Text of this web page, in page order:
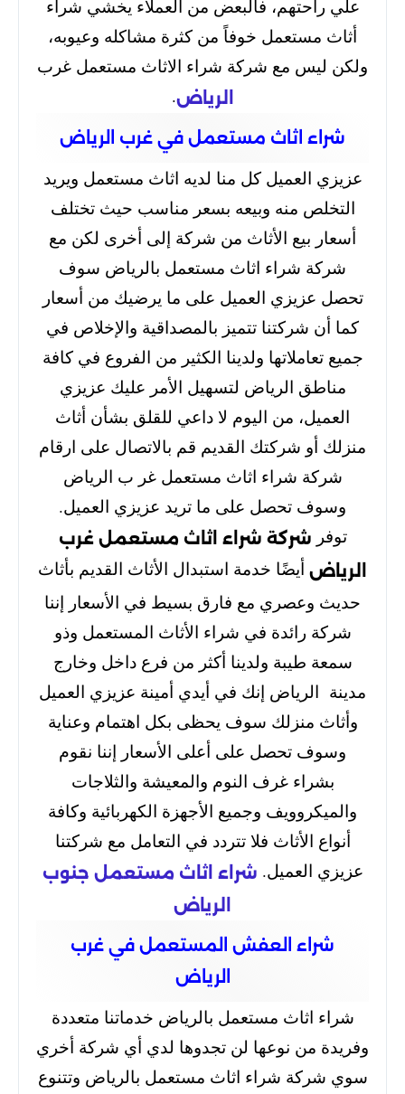
علي راحتهم، فالبعض من العملاء يخشي شراء
أثاث مستعمل خوفاً من كثرة مشاكله وعيوبه،
ولكن ليس مع شركة شراء الاثاث مستعمل غرب
الرياض.
شراء اثاث مستعمل في غرب الرياض
عزيزي العميل كل منا لديه اثاث مستعمل ويريد
التخلص منه وبيعه بسعر مناسب حيث تختلف
أسعار بيع الأثاث من شركة إلى أخرى لكن مع
شركة شراء اثاث مستعمل بالرياض سوف
تحصل عزيزي العميل على ما يرضيك من أسعار
كما أن شركتنا تتميز بالمصداقية والإخلاص في
جميع تعاملاتها ولدينا الكثير من الفروع في كافة
مناطق الرياض لتسهيل الأمر عليك عزيزي
العميل، من اليوم لا داعي للقلق بشأن أثاث
منزلك أو شركتك القديم قم بالاتصال على ارقام
شركة شراء اثاث مستعمل غر ب الرياض
وسوف تحصل على ما تريد عزيزي العميل.
توفر شركة شراء اثاث مستعمل غرب
الرياض أيضًا خدمة استبدال الأثاث القديم بأثاث
حديث وعصري مع فارق بسيط في الأسعار إننا
شركة رائدة في شراء الأثاث المستعمل وذو
سمعة طيبة ولدينا أكثر من فرع داخل وخارج
مدينة الرياض إنك في أيدي أمينة عزيزي العميل
وأثاث منزلك سوف يحظى بكل اهتمام وعناية
وسوف تحصل على أعلى الأسعار إننا نقوم
بشراء غرف النوم والمعيشة والثلاجات
والميكروويف وجميع الأجهزة الكهربائية وكافة
أنواع الأثاث فلا تتردد في التعامل مع شركتنا
عزيزي العميل. شراء اثاث مستعمل جنوب
الرياض
شراء العفش المستعمل في غرب
الرياض
شراء اثاث مستعمل بالرياض خدماتنا متعددة
وفريدة من نوعها لن تجدوها لدي أي شركة أخري
سوي شركة شراء اثاث مستعمل بالرياض وتتنوع